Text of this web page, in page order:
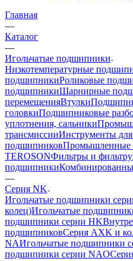
Главная
—
Каталог
—
Игольчатые подшипники
Низкотемпературные
подшипникиРоликовые
подшипникиШарнирные
перемещенияВтулки
головкиПодшипниковые
уплотнения, сальники
трансмиссииИнструменты
подшипниковПромышленные
TEROSONФильтры и
подшипники
—
Серия NK
Игольчатые подшипники
колец)Игольчатые
подшипники серии HK
подшипниковСерия AXK и
NAИгольчатые подшипники
подшипники серии NAO